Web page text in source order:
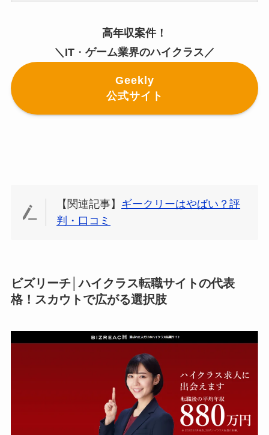
高年収案件！
＼IT ・ ゲーム業界のハイクラス／
Geekly
公式サイト
【関連記事】 ギークリーはやばい？評
判・口コミ
ビズリーチ│ハイクラス転職サイトの代表
格！スカウトで広がる選択肢